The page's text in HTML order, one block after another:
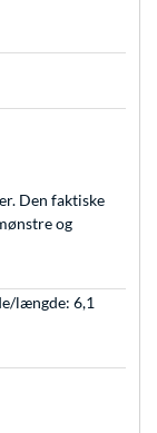
Den faktiske
og
længde: 6,1